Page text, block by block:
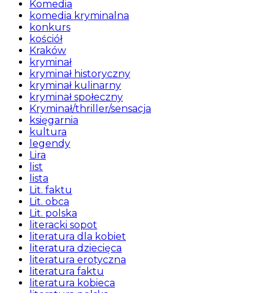
Komedia
komedia kryminalna
konkurs
kościół
Kraków
kryminał
kryminał historyczny
kryminał kulinarny
kryminał społeczny
Kryminał/thriller/sensacja
księgarnia
kultura
legendy
Lira
list
lista
Lit. faktu
Lit. obca
Lit. polska
literacki sopot
literatura dla kobiet
literatura dziecięca
literatura erotyczna
literatura faktu
literatura kobieca